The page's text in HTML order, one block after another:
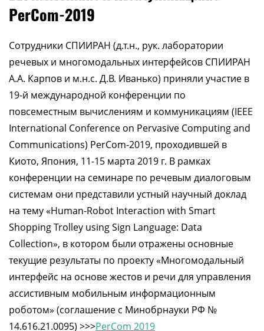
PerCom-2019
Сотрудники СПИИРАН (д.т.н., рук. лаборатории
речевых и многомодальных интерфейсов СПИИРАН
А.А. Карпов и м.н.с. Д.В. Иванько) приняли участие в
19-й международной конференции по
повсеместным вычислениям и коммуникациям (IEEE
International Conference on Pervasive Computing and
Communications) PerCom-2019, проходившей в
Киото, Япония, 11-15 марта 2019 г. В рамках
конференции на семинаре по речевым диалоговым
системам они представили устный научный доклад
на тему «Human-Robot Interaction with Smart
Shopping Trolley using Sign Language: Data
Сollection», в котором были отражены основные
текущие результаты по проекту «Многомодальный
интерфейс на основе жестов и речи для управления
ассистивным мобильным информационным
роботом» (соглашение с Минобрнауки РФ №
14.616.21.0095) >>>PerCom 2019